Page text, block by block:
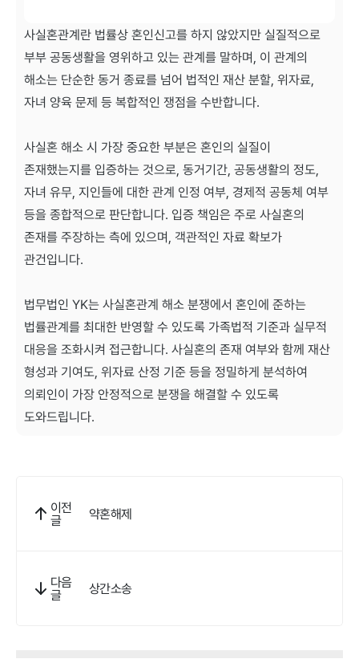
사실혼관계란 법률상 혼인신고를 하지 않았지만 실질적으로
부부 공동생활을 영위하고 있는 관계를 말하며, 이 관계의
해소는 단순한 동거 종료를 넘어 법적인 재산 분할, 위자료,
자녀 양육 문제 등 복합적인 쟁점을 수반합니다.
사실혼 해소 시 가장 중요한 부분은 혼인의 실질이
존재했는지를 입증하는 것으로, 동거기간, 공동생활의 정도,
자녀 유무, 지인들에 대한 관계 인정 여부, 경제적 공동체 여부
등을 종합적으로 판단합니다. 입증 책임은 주로 사실혼의
존재를 주장하는 측에 있으며, 객관적인 자료 확보가
관건입니다.
법무법인 YK는 사실혼관계 해소 분쟁에서 혼인에 준하는
법률관계를 최대한 반영할 수 있도록 가족법적 기준과 실무적
대응을 조화시켜 접근합니다. 사실혼의 존재 여부와 함께 재산
형성과 기여도, 위자료 산정 기준 등을 정밀하게 분석하여
의뢰인이 가장 안정적으로 분쟁을 해결할 수 있도록
도와드립니다.
이전
글 약혼해제
다음
글 상간소송